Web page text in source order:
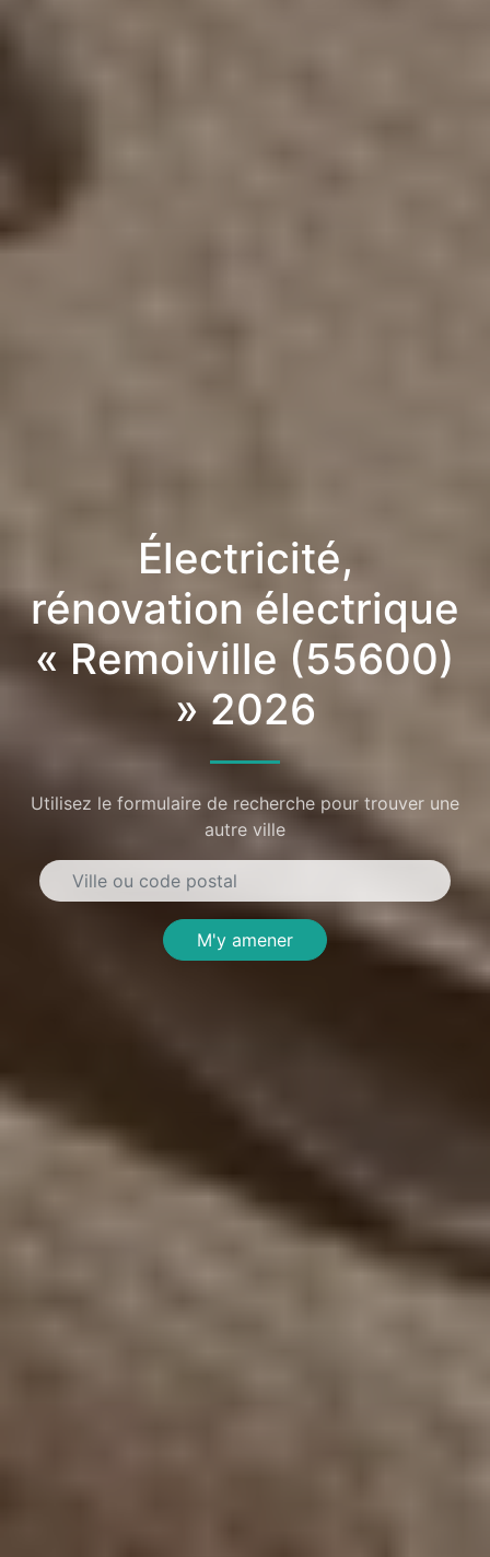
Électricité,
rénovation électrique
« Remoiville (55600)
» 2026
Utilisez le formulaire de recherche pour trouver une
autre ville
M'y amener